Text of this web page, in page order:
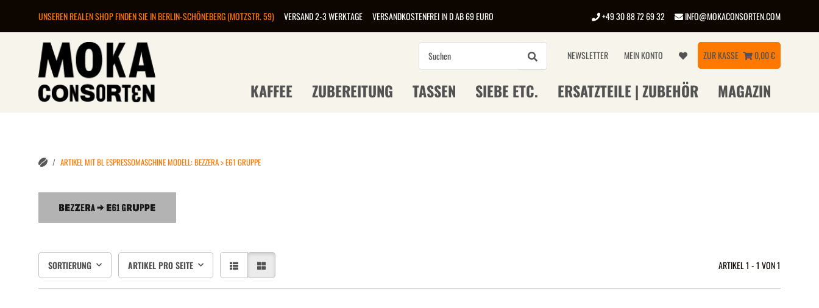
UNSEREN REALEN SHOP FINDEN SIE IN BERLIN-SCHÖNEBERG (MOTZSTR. 59) VERSAND 2-3 WERKTAGE VERSANDKOSTENFREI IN D AB 69 EURO +49 30 88 72 69 32 INFO@MOKACONSORTEN.COM
NEWSLETTER MEIN KONTO ZUR KASSE 0,00 €
KAFFEE ZUBEREITUNG TASSEN SIEBE ETC. ERSATZTEILE | ZUBEHÖR MAGAZIN
ARTIKEL MIT BL ESPRESSOMASCHINE MODELL: BEZZERA > E61 GRUPPE
SORTIERUNG ARTIKEL PRO SEITE ARTIKEL 1 - 1 VON 1